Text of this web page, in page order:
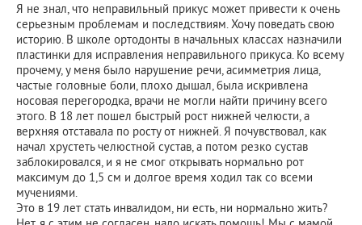
Я не знал, что неправильный прикус может привести к очень
серьезным проблемам и последствиям. Хочу поведать свою
историю. В школе ортодонты в начальных классах назначили
пластинки для исправления неправильного прикуса. Ко всему
прочему, у меня было нарушение речи, асимметрия лица,
частые головные боли, плохо дышал, была искривлена
носовая перегородка, врачи не могли найти причину всего
этого. В 18 лет пошел быстрый рост нижней челюсти, а
верхняя отставала по росту от нижней. Я почувствовал, как
начал хрустеть челюстной сустав, а потом резко сустав
заблокировался, и я не смог открывать нормально рот
максимум до 1,5 см и долгое время ходил так со всеми
мучениями.
Это в 19 лет стать инвалидом, ни есть, ни нормально жить?